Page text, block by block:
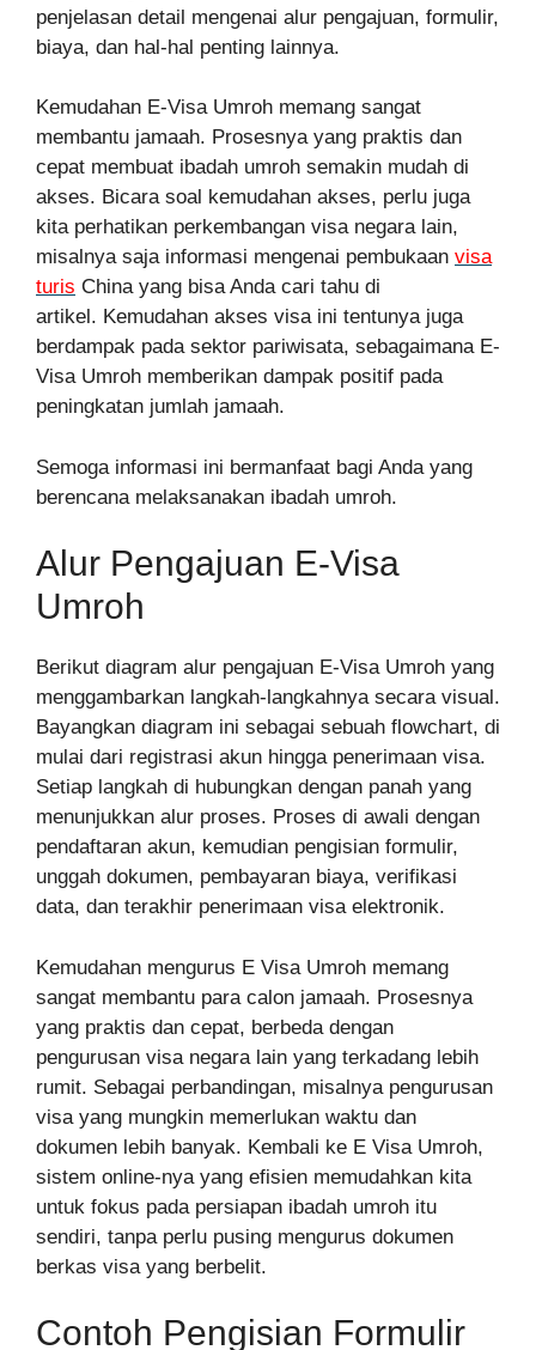
penjelasan detail mengenai alur pengajuan, formulir,
biaya, dan hal-hal penting lainnya.
Kemudahan E-Visa Umroh memang sangat
membantu jamaah. Prosesnya yang praktis dan
cepat membuat ibadah umroh semakin mudah di
akses. Bicara soal kemudahan akses, perlu juga
kita perhatikan perkembangan visa negara lain,
misalnya saja informasi mengenai pembukaan visa
turis China yang bisa Anda cari tahu di
artikel. Kemudahan akses visa ini tentunya juga
berdampak pada sektor pariwisata, sebagaimana E-
Visa Umroh memberikan dampak positif pada
peningkatan jumlah jamaah.
Semoga informasi ini bermanfaat bagi Anda yang
berencana melaksanakan ibadah umroh.
Alur Pengajuan E-Visa
Umroh
Berikut diagram alur pengajuan E-Visa Umroh yang
menggambarkan langkah-langkahnya secara visual.
Bayangkan diagram ini sebagai sebuah flowchart, di
mulai dari registrasi akun hingga penerimaan visa.
Setiap langkah di hubungkan dengan panah yang
menunjukkan alur proses. Proses di awali dengan
pendaftaran akun, kemudian pengisian formulir,
unggah dokumen, pembayaran biaya, verifikasi
data, dan terakhir penerimaan visa elektronik.
Kemudahan mengurus E Visa Umroh memang
sangat membantu para calon jamaah. Prosesnya
yang praktis dan cepat, berbeda dengan
pengurusan visa negara lain yang terkadang lebih
rumit. Sebagai perbandingan, misalnya pengurusan
visa yang mungkin memerlukan waktu dan
dokumen lebih banyak. Kembali ke E Visa Umroh,
sistem online-nya yang efisien memudahkan kita
untuk fokus pada persiapan ibadah umroh itu
sendiri, tanpa perlu pusing mengurus dokumen
berkas visa yang berbelit.
Contoh Pengisian Formulir